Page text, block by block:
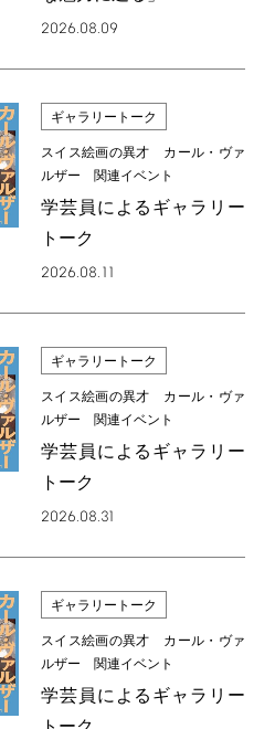
2026.08.09
ギャラリートーク
スイス絵画の異才 カール・ヴァ
ルザー 関連イベント
学芸員によるギャラリー
トーク
2026.08.11
ギャラリートーク
スイス絵画の異才 カール・ヴァ
ルザー 関連イベント
学芸員によるギャラリー
トーク
2026.08.31
ギャラリートーク
スイス絵画の異才 カール・ヴァ
ルザー 関連イベント
学芸員によるギャラリー